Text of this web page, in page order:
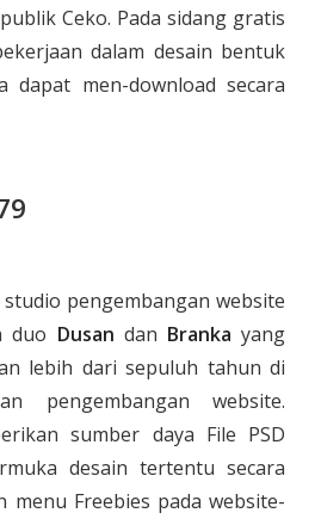
Ceko. Pada sidang gratis
dalam desain bentuk
dapat men-download secara
pengembangan website
duo Dusan dan Brankayang
lebih dari sepuluh tahun di
pengembangan website.
sumber daya File PSD
desain tertentu secara
menu Freebies pada website-